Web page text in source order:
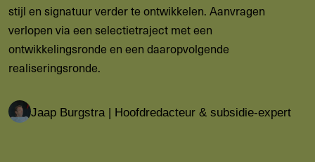
stijl en signatuur verder te ontwikkelen. Aanvragen
verlopen via een selectietraject met een
ontwikkelingsronde en een daaropvolgende
realiseringsronde.
Jaap Burgstra | Hoofdredacteur & subsidie-expert